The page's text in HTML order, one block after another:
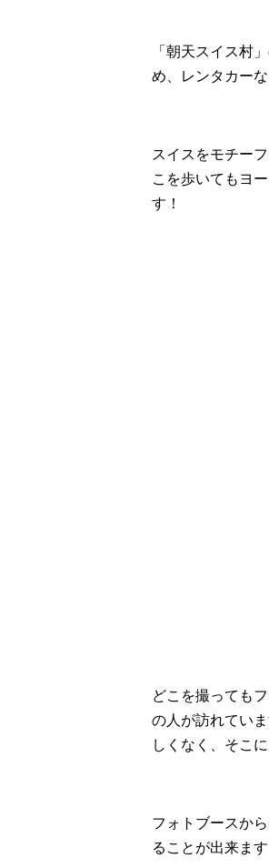
「朝天スイス村
め、レンタカー
スイスをモチー
こを歩いてもヨ
す！
どこを撮っても
の人が訪れてい
しくなく、そこ
フォトブースか
ることが出来ます